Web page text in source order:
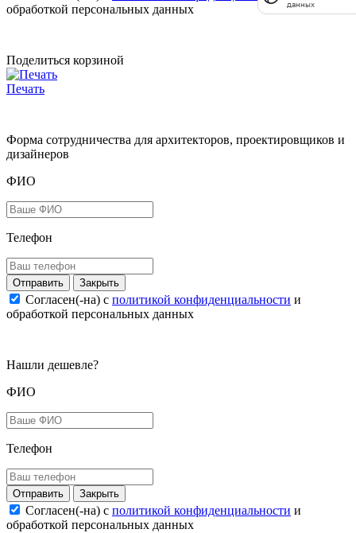
обработкой персональных данных
Поделиться корзиной
Печать
Форма сотрудничества для архитекторов, проектировщиков и
дизайнеров
ФИО
Телефон
Закрыть
Согласен(-на) c политикой конфиденциальности и
обработкой персональных данных
Нашли дешевле?
ФИО
Телефон
Закрыть
Согласен(-на) c политикой конфиденциальности и
обработкой персональных данных
данных